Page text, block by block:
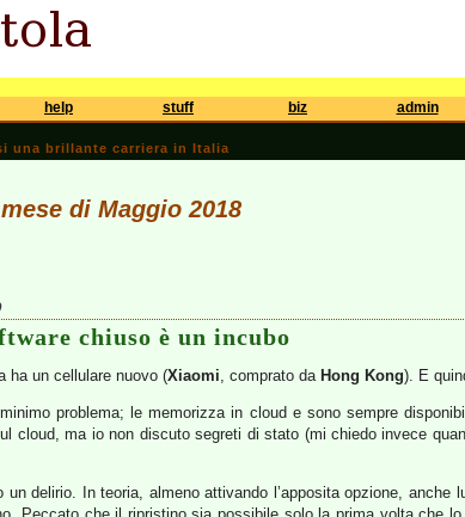
help stuff biz admin
una brillante carriera in Italia
di Maggio 2018
chiuso è un incubo
ha un cellulare nuovo (Xiaomi, comprato da Hong Kong). E
problema; le memorizza in cloud e sono sempre
cloud, ma io non discuto segreti di stato (mi chiedo invece
un delirio. In teoria, almeno attivando l’apposita opzione,